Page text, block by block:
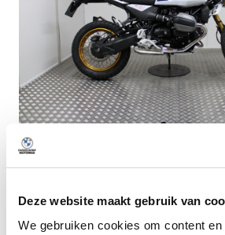
Deze website maakt gebruik van
We gebruiken cookies om content
Dusseldorp Den Haag
Beschikbaar
BMW R 12